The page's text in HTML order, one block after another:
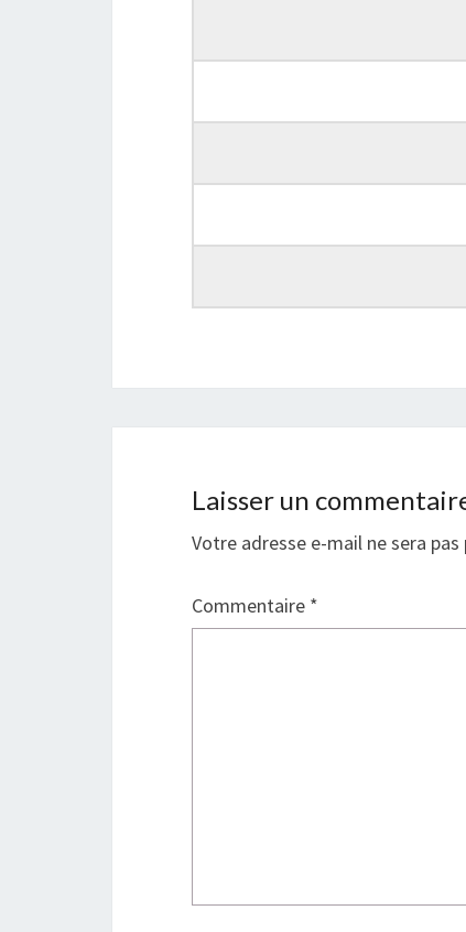
Laisser un
Votre adresse e-mail ne sera pas
Commentaire *